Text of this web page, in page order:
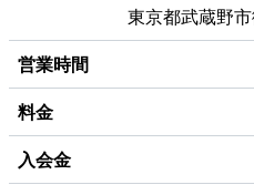
東京都武蔵野
営業時間
料金
入会金